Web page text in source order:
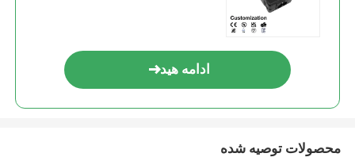
ادامه هید
محصولات توصیه شده